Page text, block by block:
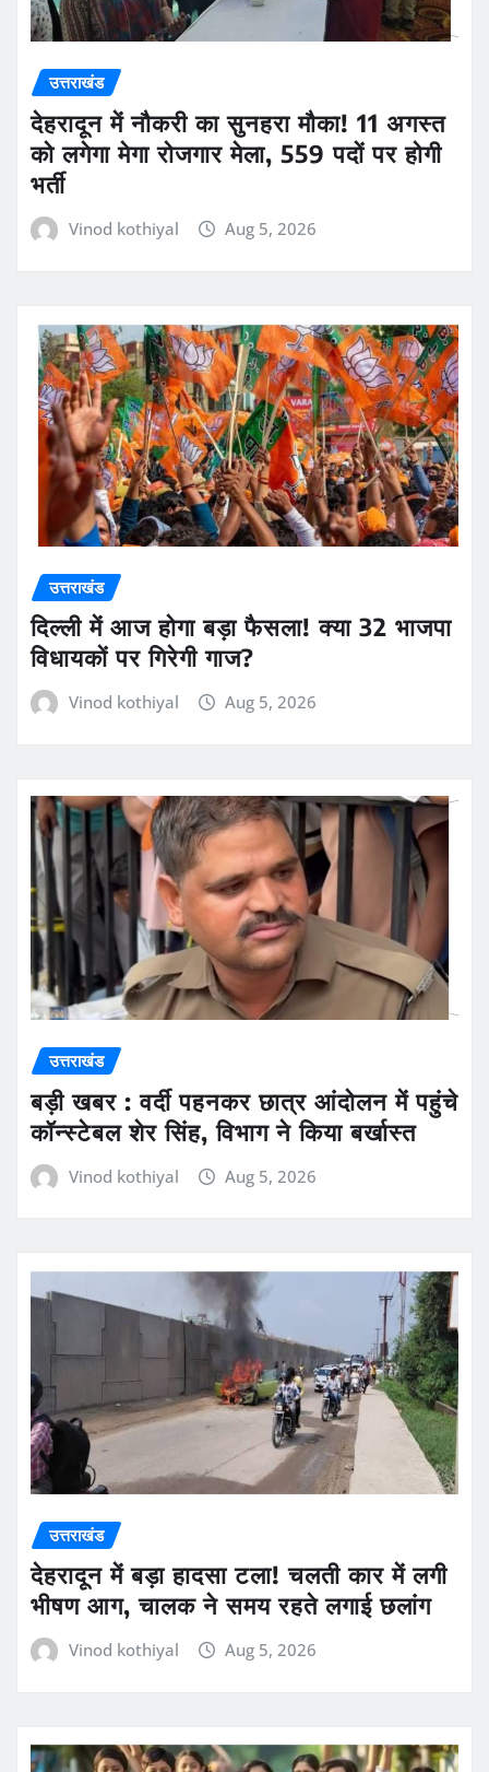
उत्तराखंड
देहरादून में नौकरी का सुनहरा मौका! 11 अगस्त
को लगेगा मेगा रोजगार मेला, 559 पदों पर होगी
भर्ती
Vinod kothiyal Aug 5, 2026
उत्तराखंड
दिल्ली में आज होगा बड़ा फैसला! क्या 32 भाजपा
विधायकों पर गिरेगी गाज?
Vinod kothiyal Aug 5, 2026
उत्तराखंड
बड़ी खबर : वर्दी पहनकर छात्र आंदोलन में पहुंचे
कॉन्स्टेबल शेर सिंह, विभाग ने किया बर्खास्त
Vinod kothiyal Aug 5, 2026
उत्तराखंड
देहरादून में बड़ा हादसा टला! चलती कार में लगी
भीषण आग, चालक ने समय रहते लगाई छलांग
Vinod kothiyal Aug 5, 2026